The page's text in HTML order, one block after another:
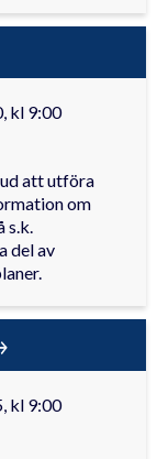
kl 9:00
att utföra
om
s.k.
del av
kl 9:00